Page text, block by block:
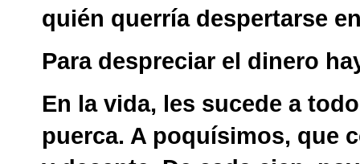
quién querría despertarse
Para despreciar el dinero
En la vida, les sucede a
puerca. A poquísimos, que